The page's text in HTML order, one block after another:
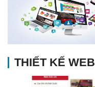
THIẾT KẾ WEB